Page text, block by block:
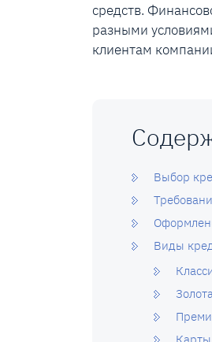
средств.
разными
клиентам
Выбор
Виды